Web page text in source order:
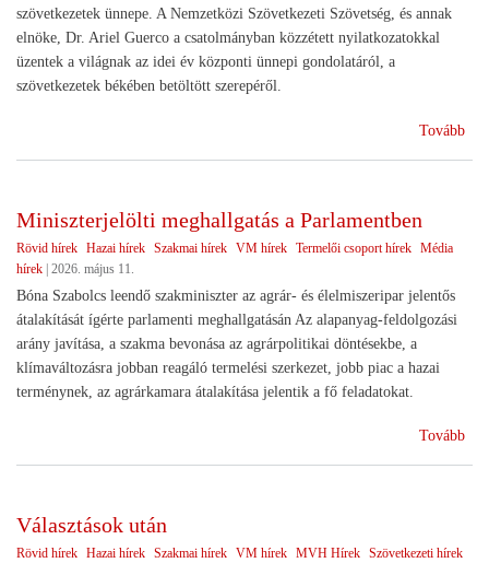
szövetkezetek ünnepe. A Nemzetközi Szövetkezeti Szövetség, és annak
elnöke, Dr. Ariel Guerco a csatolmányban közzétett nyilatkozatokkal
üzentek a világnak az idei év központi ünnepi gondolatáról, a
szövetkezetek békében betöltött szerepéről.
Tovább
Miniszterjelölti meghallgatás a Parlamentben
Rövid hírek Hazai hírek Szakmai hírek VM hírek Termelői csoport hírek Média
hírek | 2026. május 11.
Bóna Szabolcs leendő szakminiszter az agrár- és élelmiszeripar jelentős
átalakítását ígérte parlamenti meghallgatásán Az alapanyag-feldolgozási
arány javítása, a szakma bevonása az agrárpolitikai döntésekbe, a
klímaváltozásra jobban reagáló termelési szerkezet, jobb piac a hazai
terménynek, az agrárkamara átalakítása jelentik a fő feladatokat.
Tovább
Választások után
Rövid hírek Hazai hírek Szakmai hírek VM hírek MVH Hírek Szövetkezeti hírek